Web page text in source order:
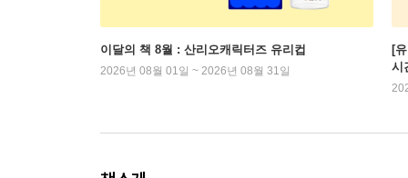
이달의 책 8월 : 산리오캐릭터즈 유리컵
2026년 08월 01일 ~ 2026년 08월 31일
[
시